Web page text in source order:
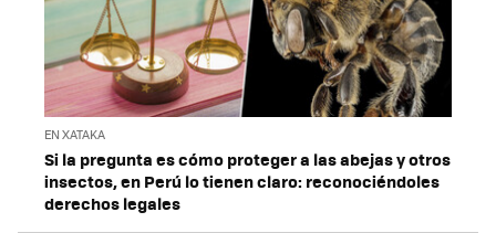
EN XATAKA
Si la pregunta es cómo proteger a las abejas y otros
insectos, en Perú lo tienen claro: reconociéndoles
derechos legales